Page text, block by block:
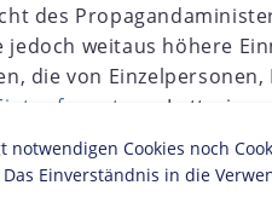
des
weitaus höhere
die von
, Lotterien
Deutschen Roten Kreuz,
wurden,
Mobilisierung der
Cookies noch
Einverständnis in die